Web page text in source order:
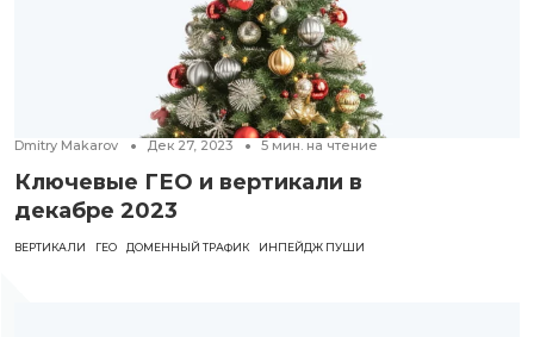
Dmitry Makarov Дек 27, 2023 5 мин. на чтение
Ключевые ГЕО и вертикали в
декабре 2023
ВЕРТИКАЛИ ГЕО ДОМЕННЫЙ ТРАФИК ИНПЕЙДЖ ПУШИ